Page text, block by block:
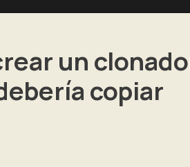
un
copiar